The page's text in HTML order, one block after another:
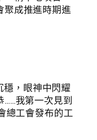
聚成推進時期進
穩，眼神中閃耀
……我第一次見到
總工會發布的工